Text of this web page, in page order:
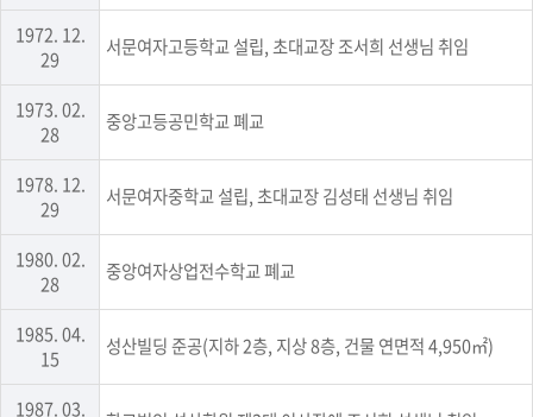
1972. 12.
29
서문여자고등학교 설립, 초대교장 조서희 선생님 취임
1973. 02.
28
중앙고등공민학교 폐교
1978. 12.
29
서문여자중학교 설립, 초대교장 김성태 선생님 취임
1980. 02.
28
중앙여자상업전수학교 폐교
1985. 04.
15
성산빌딩 준공(지하 2층, 지상 8층, 건물 연면적 4,950㎡)
1987. 03.